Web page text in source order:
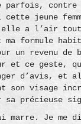
parfois, contre
jeune
elle a l’air
formule
un revenu de
et ce geste,
d’avis, et
son visage
précieuse
Je me